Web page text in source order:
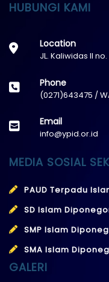
HUBUNGI KAMI
Location
JL. Kaliwidas II
Phone
(0271)643475 /
Email
info@ypid.or.id
MEDIA SOSIAL
PAUD Terpadu
SD Islam
SMP Islam
SMA Islam
GALERI